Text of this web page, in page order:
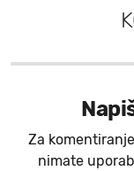
Za
nimate